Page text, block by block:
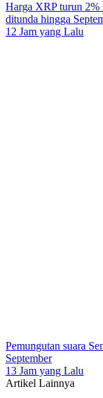
Harga XRP turun
ditunda hingga
12 Jam yang Lalu
Pemungutan suara
September
13 Jam yang Lalu
Artikel Lainnya